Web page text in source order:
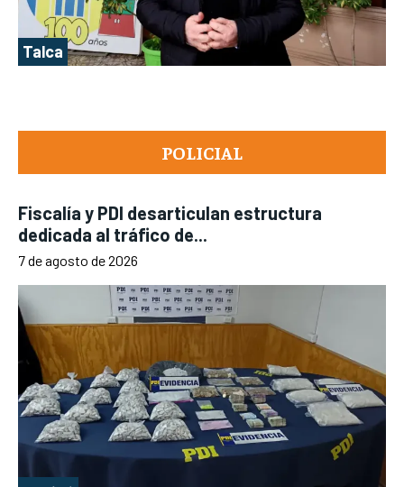
POLICIAL
Fiscalía y PDI desarticulan estructura
dedicada al tráfico de...
7 de agosto de 2026
Talca